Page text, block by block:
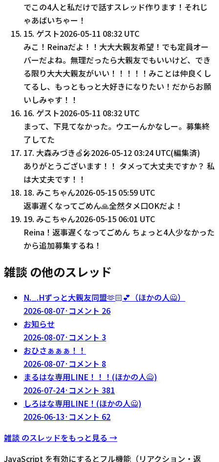
でこの4人と私だけで話すスレッド作ります！それじ
ゃあばいちゃー！
15. ゲスト2026-05-11 08:32 UTC
みこ！Reinaだよ！！大大大親友希望！でも定員オー
バーだよね。無理だったら大親友でもいいけど、でき
る限り大大大親友がいい！！！！！みことは仲良くし
てるし、もっともっと大好きになりたい！だからお願
いしみゃす！！
16. ゲスト2026-05-11 08:32 UTC
まって、下見てなかった。ウエーんかなしー。募集終
了してた
17. 大森みづき🍏🎤2026-05-12 03:24 UTC(編集済)
ありがとうございます！！ タメって大丈夫ですか？ 私
は大丈夫です！！
18. みこちゃん2026-05-15 05:59 UTC
返事遅くなってごめん🙏全然タメ口OKだよ！
19. みこちゃん2026-05-15 06:01 UTC
Reina！返事遅くなってごめん ちょっと4人少なかった
から追加募集するね！
雑談 の他のスレッド
N._.Hずっと大親友同盟‪🫶🏻‬💕︎︎（ほかの人🙅）
2026-08-07· コメント 26
お知らせ
2026-08-07· コメント 3
おひさぁぁぁ！！
2026-08-07· コメント 8
まるはな専用LINE！！！(ほかの人🙅)
2026-07-24· コメント 381
しろはな専用LINE！(ほかの人🙅)
2026-06-13· コメント 62
雑談 のスレッドをもっと見る →
JavaScript を有効にするとフル機能（リアクション・返